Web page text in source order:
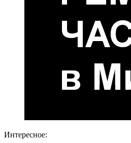
Интересное: